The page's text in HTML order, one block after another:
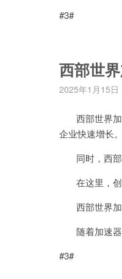
#3#
西部世
2025年1月15日
西部世界加
企业快速增长。
同时，西部
在这里，创
西部世界加
随着加速器
#3#